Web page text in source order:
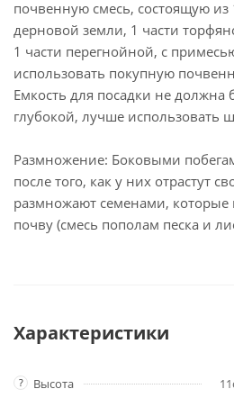
почвенную смесь, состоящую из
дерновой земли, 1 части
1 части перегнойной, с
использовать покупную
Емкость для посадки не
глубокой, лучше использовать
Размножение: Боковыми
после того, как у них отрастут
размножают семенами,
почву (смесь пополам песка и
Характеристики
? Высота